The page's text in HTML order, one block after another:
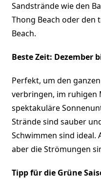
Sandstrände wie den
Thong Beach oder den
Beach.
Beste Zeit: Dezember
Perfekt, um den
verbringen, im ruhigen
spektakuläre
Strände sind sauber
Schwimmen sind ideal.
aber die Strömungen
Tipp für die Grüne